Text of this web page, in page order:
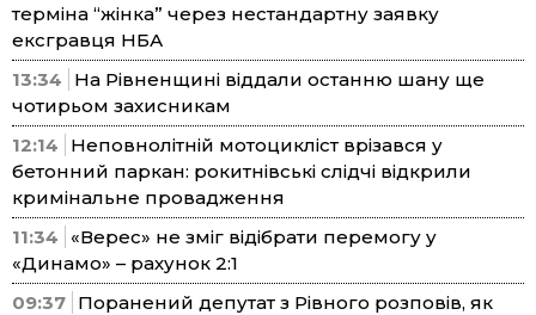
терміна “жінка” через нестандартну заявку
ексгравця НБА
13:34
На Рівненщині віддали останню шану ще
чотирьом захисникам
12:14
Неповнолітній мотоцикліст врізався у
бетонний паркан: рокитнівські слідчі відкрили
кримінальне провадження
11:34
«Верес» не зміг відібрати перемогу у
«Динамо» – рахунок 2:1
09:37 Поранений депутат з Рівного розповів, як